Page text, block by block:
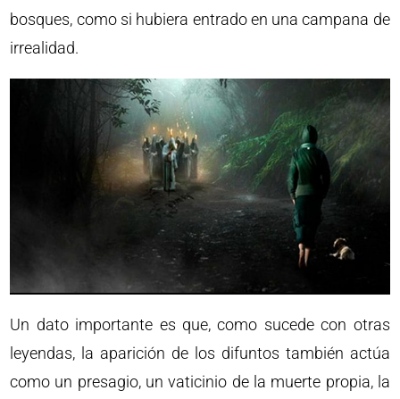
bosques, como si hubiera entrado en una campana de
irrealidad.
Un dato importante es que, como sucede con otras
leyendas, la aparición de los difuntos también actúa
como un presagio, un vaticinio de la muerte propia, la